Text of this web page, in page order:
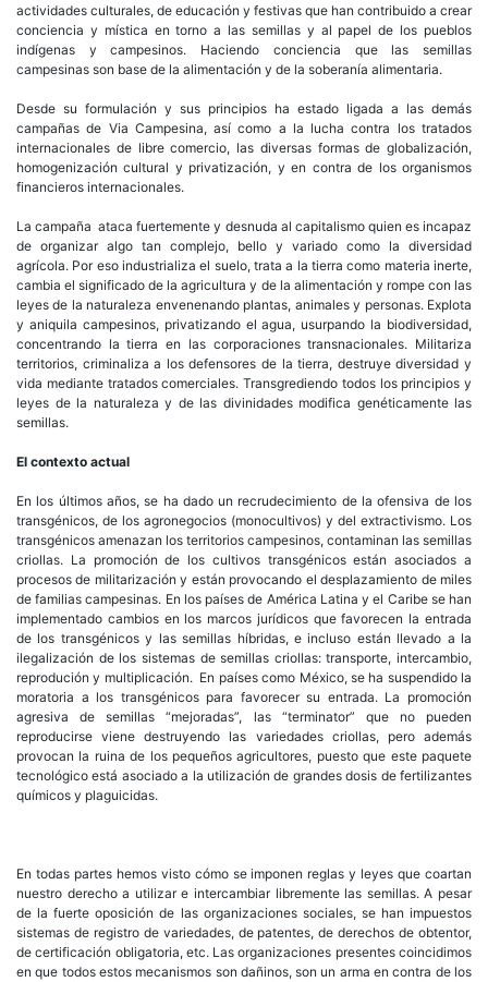
actividades culturales, de educación y festivas que han contribuido a crear
conciencia y mística en torno a las semillas y al papel de los pueblos
indígenas y campesinos. Haciendo conciencia que las semillas
campesinas son base de la alimentación y de la soberanía alimentaria.
Desde su formulación y sus principios ha estado ligada a las demás
campañas de Via Campesina, así como a la lucha contra los tratados
internacionales de libre comercio, las diversas formas de globalización,
homogenización cultural y privatización, y en contra de los organismos
financieros internacionales.
La campaña ataca fuertemente y desnuda al capitalismo quien es incapaz
de organizar algo tan complejo, bello y variado como la diversidad
agrícola. Por eso industrializa el suelo, trata a la tierra como materia inerte,
cambia el significado de la agricultura y de la alimentación y rompe con las
leyes de la naturaleza envenenando plantas, animales y personas. Explota
y aniquila campesinos, privatizando el agua, usurpando la biodiversidad,
concentrando la tierra en las corporaciones transnacionales. Militariza
territorios, criminaliza a los defensores de la tierra, destruye diversidad y
vida mediante tratados comerciales. Transgrediendo todos los principios y
leyes de la naturaleza y de las divinidades modifica genéticamente las
semillas.
El contexto actual
En los últimos años, se ha dado un recrudecimiento de la ofensiva de los
transgénicos, de los agronegocios (monocultivos) y del extractivismo. Los
transgénicos amenazan los territorios campesinos, contaminan las semillas
criollas. La promoción de los cultivos transgénicos están asociados a
procesos de militarización y están provocando el desplazamiento de miles
de familias campesinas. En los países de América Latina y el Caribe se han
implementado cambios en los marcos jurídicos que favorecen la entrada
de los transgénicos y las semillas híbridas, e incluso están llevado a la
ilegalización de los sistemas de semillas criollas: transporte, intercambio,
reprodución y multiplicación. En países como México, se ha suspendido la
moratoria a los transgénicos para favorecer su entrada. La promoción
agresiva de semillas “mejoradas”, las “terminator” que no pueden
reproducirse viene destruyendo las variedades criollas, pero además
provocan la ruina de los pequeños agricultores, puesto que este paquete
tecnológico está asociado a la utilización de grandes dosis de fertilizantes
químicos y plaguicidas.
En todas partes hemos visto cómo se imponen reglas y leyes que coartan
nuestro derecho a utilizar e intercambiar libremente las semillas. A pesar
de la fuerte oposición de las organizaciones sociales, se han impuestos
sistemas de registro de variedades, de patentes, de derechos de obtentor,
de certificación obligatoria, etc. Las organizaciones presentes coincidimos
en que todos estos mecanismos son dañinos, son un arma en contra de los